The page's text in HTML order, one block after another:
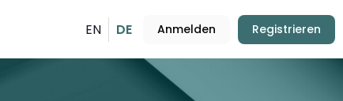
EN DE Anmelden Registrieren